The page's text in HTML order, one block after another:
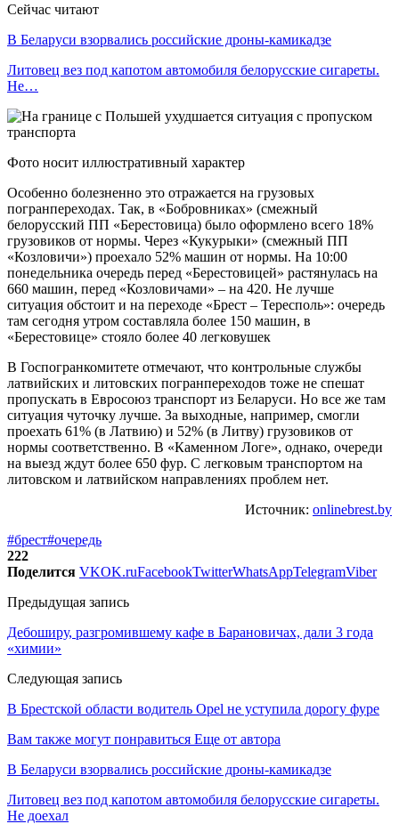
Сейчас читают
В Беларуси взорвались российские дроны-камикадзе
Литовец вез под капотом автомобиля белорусские сигареты.
Не…
Фото носит иллюстративный характер
Особенно болезненно это отражается на грузовых
погранпереходах. Так, в «Бобровниках» (смежный
белорусский ПП «Берестовица) было оформлено всего 18%
грузовиков от нормы. Через «Кукурыки» (смежный ПП
«Козловичи») проехало 52% машин от нормы. На 10:00
понедельника очередь перед «Берестовицей» растянулась на
660 машин, перед «Козловичами» – на 420. Не лучше
ситуация обстоит и на переходе «Брест – Тересполь»: очередь
там сегодня утром составляла более 150 машин, в
«Берестовице» стояло более 40 легковушек
В Госпогранкомитете отмечают, что контрольные службы
латвийских и литовских погранпереходов тоже не спешат
пропускать в Евросоюз транспорт из Беларуси. Но все же там
ситуация чуточку лучше. За выходные, например, смогли
проехать 61% (в Латвию) и 52% (в Литву) грузовиков от
нормы соответственно. В «Каменном Логе», однако, очереди
на выезд ждут более 650 фур. С легковым транспортом на
литовском и латвийском направлениях проблем нет.
Источник: onlinebrest.by
#брест#очередь
222
Поделится VKOK.ruFacebookTwitterWhatsAppTelegramViber
Предыдущая запись
Дебоширу, разгромившему кафе в Барановичах, дали 3 года
«химии»
Следующая запись
В Брестской области водитель Opel не уступила дорогу фуре
Вам также могут понравиться Еще от автора
В Беларуси взорвались российские дроны-камикадзе
Литовец вез под капотом автомобиля белорусские сигареты.
Не доехал